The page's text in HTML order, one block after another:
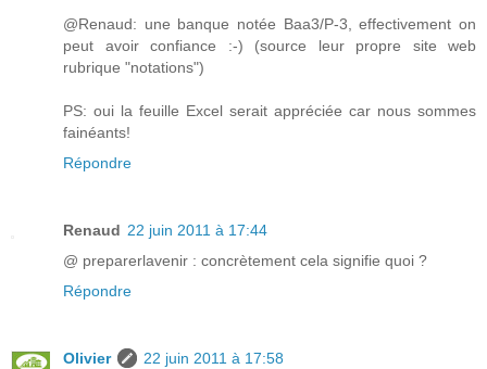
@Renaud: une banque notée Baa3/P-3, effectivement on
peut avoir confiance :-) (source leur propre site web
rubrique "notations")
PS: oui la feuille Excel serait appréciée car nous sommes
fainéants!
Répondre
Renaud 22 juin 2011 à 17:44
@ preparerlavenir : concrètement cela signifie quoi ?
Répondre
Olivier
22 juin 2011 à 17:58